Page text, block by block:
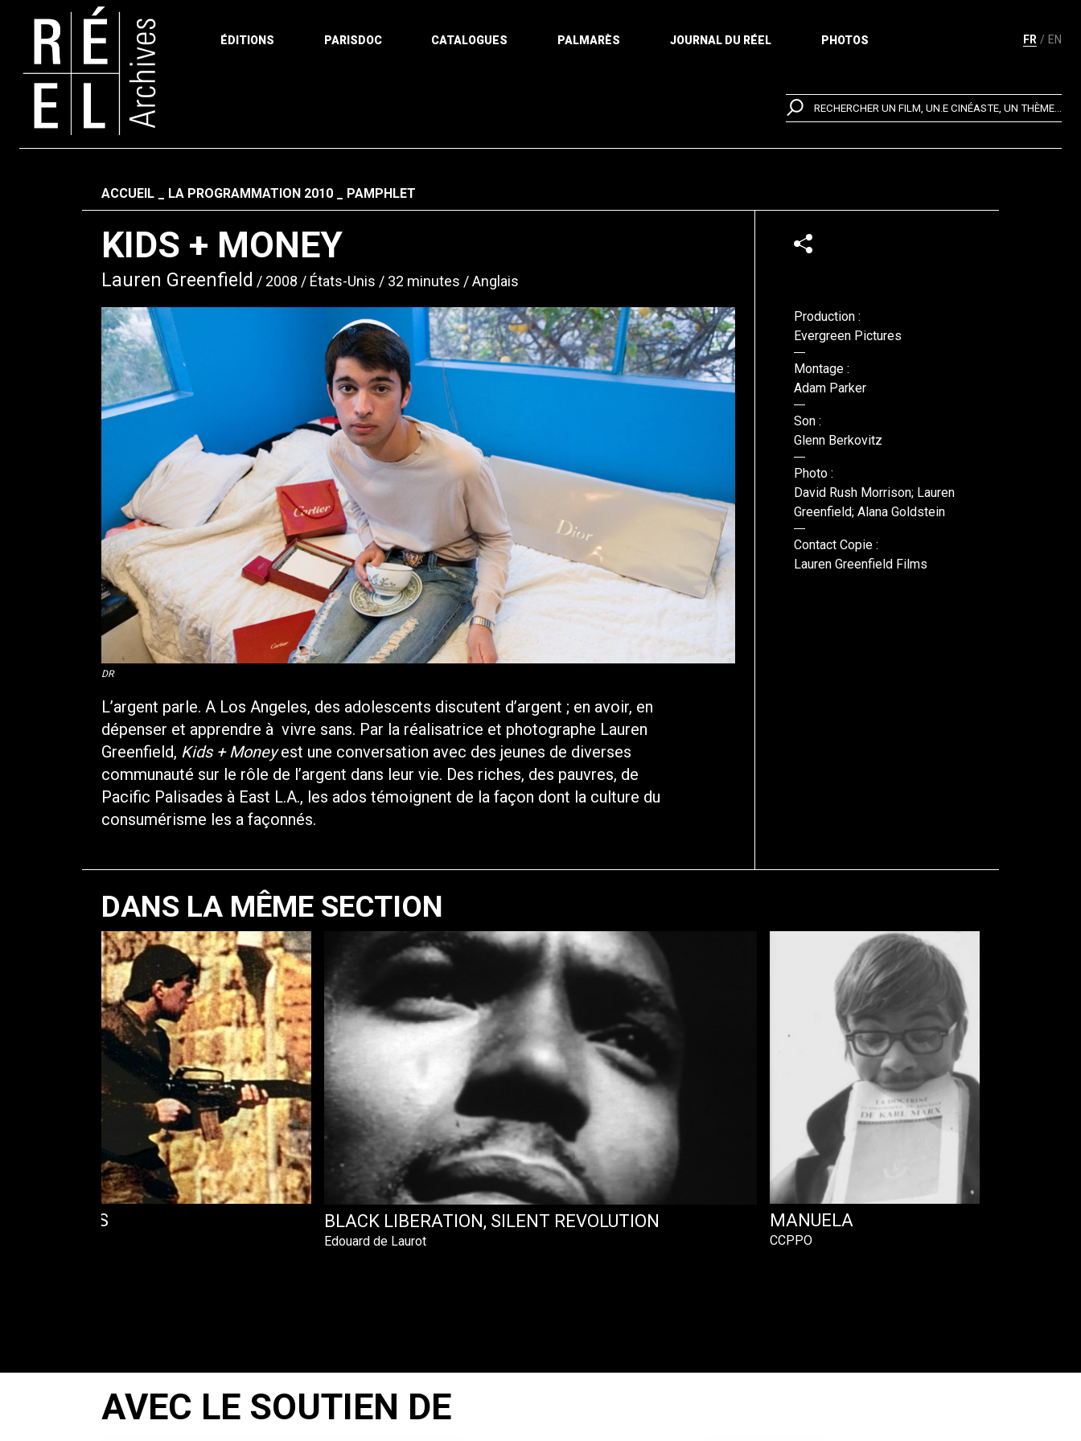
FR EN
ÉDITIONS PARISDOC CATALOGUES PALMARÈS JOURNAL DU RÉEL PHOTOS
RECHERCHER UN FILM, UN.E CINÉASTE, UN THÈME...
Fil d'ariane
ACCUEIL LA PROGRAMMATION 2010 PAMPHLET
KIDS + MONEY
Lauren Greenfield 2008 États-Unis 32 minutes Anglais
DR
L’argent parle. A Los Angeles, des adolescents discutent d’argent ; en avoir, en
dépenser et apprendre à vivre sans. Par la réalisatrice et photographe Lauren
Greenfield, Kids + Moneyest une conversation avec des jeunes de diverses
communauté sur le rôle de l’argent dans leur vie. Des riches, des pauvres, de
Pacific Palisades à East L.A., les ados témoignent de la façon dont la culture du
consumérisme les a façonnés.
Production :
Evergreen Pictures
Montage :
Adam Parker
Son :
Glenn Berkovitz
Photo :
David Rush Morrison; Lauren
Greenfield; Alana Goldstein
Contact Copie :
Lauren Greenfield Films
DANS LA MÊME SECTION
REFUSNIKS BLACK LIBERATION, SILENT REVOLUTION
Edouard de Laurot
MANUELA
CCPPO
AVEC LE SOUTIEN DE